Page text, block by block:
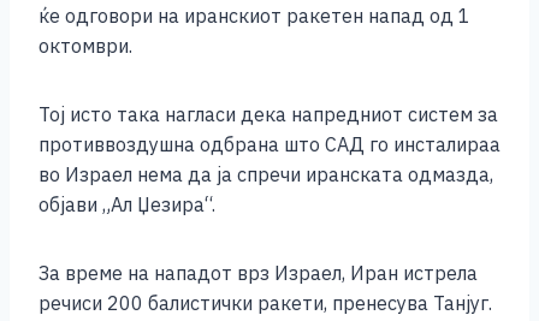
ќе одговори на иранскиот ракетен напад од 1
октомври.
Тој исто така нагласи дека напредниот систем за
противвоздушна одбрана што САД го инсталираа
во Израел нема да ја спречи иранската одмазда,
објави „Ал Џезира“.
За време на нападот врз Израел, Иран истрела
речиси 200 балистички ракети, пренесува Танјуг.